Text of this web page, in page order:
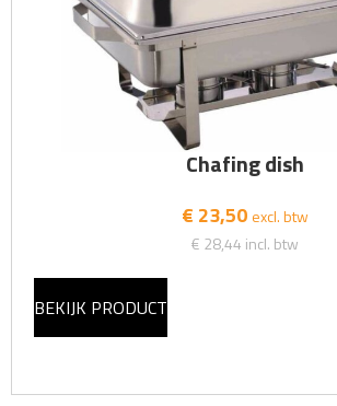
Chafing dish
€ 23,50 excl. btw
€ 28,44 incl. btw
BEKIJK PRODUCT